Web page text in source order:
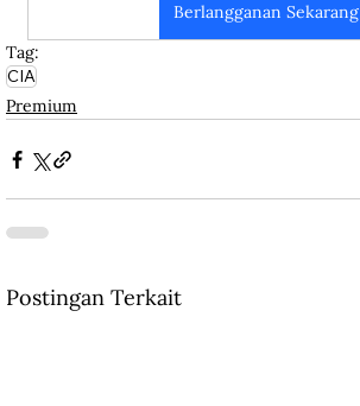
Berlangganan Sekarang
Tag:
CIA
Premium
Postingan Terkait